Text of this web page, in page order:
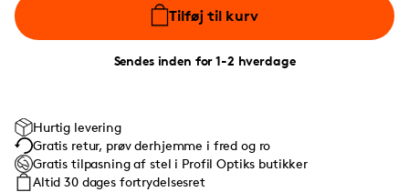
Tilføj til kurv
Sendes inden for 1-2 hverdage
Hurtig levering
Gratis retur, prøv derhjemme i fred og ro
Gratis tilpasning af stel i Profil Optiks butikker
Altid 30 dages fortrydelsesret